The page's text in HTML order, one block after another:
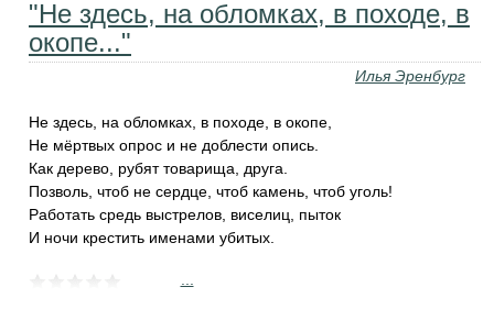
"Не здесь, на обломках, в походе, в
окопе..."
Илья Эренбург
Не здесь, на обломках, в походе, в окопе,
Не мёртвых опрос и не доблести опись.
Как дерево, рубят товарища, друга.
Позволь, чтоб не сердце, чтоб камень, чтоб уголь!
Работать средь выстрелов, виселиц, пыток
И ночи крестить именами убитых.